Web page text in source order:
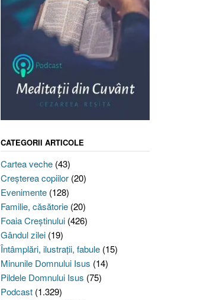
CATEGORII ARTICOLE
Cartea veche(43)
Creşterea copiilor(20)
Evenimente(128)
Familie, căsătorie(20)
Foaia Creştinului(426)
Gândul zilei(19)
Întâmplări, ilustraţii, fabule(15)
Minunile Domnului Isus (14)
Pildele Domnului Isus (75)
Podcast(1.329)